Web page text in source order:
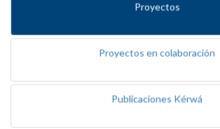
Proyectos
Proyectos en colaboración
Publicaciones Kérwá